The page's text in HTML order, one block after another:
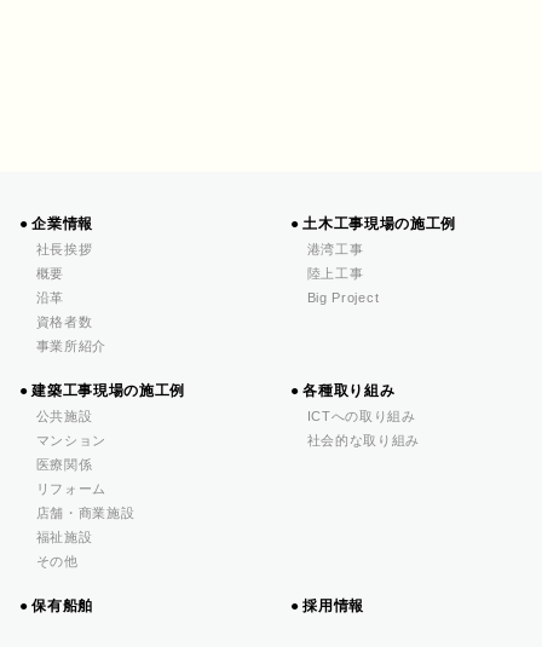
企業情報
社長挨拶
概要
沿革
資格者数
事業所紹介
土木工事現場の施工例
港湾工事
陸上工事
Big Project
建築工事現場の施工例
公共施設
マンション
医療関係
リフォーム
店舗・商業施設
福祉施設
その他
各種取り組み
ICTへの取り組み
社会的な取り組み
保有船舶 採用情報